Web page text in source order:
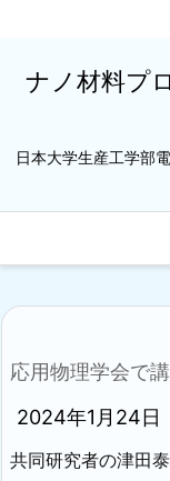
ナノ材料プ
日本大学生産工学部
応用物理学会で
2024年1月24日
共同研究者の津田